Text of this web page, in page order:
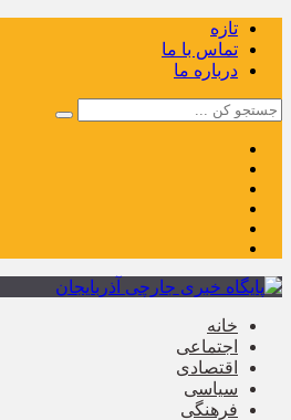
تازه
تماس با ما
درباره ما
خانه
اجتماعی
اقتصادی
سیاسی
فرهنگی